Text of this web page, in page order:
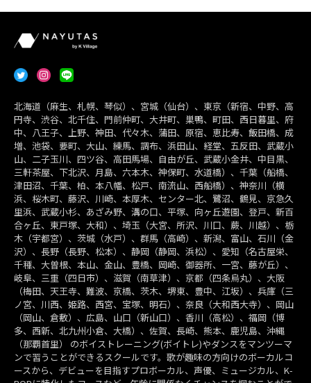
北海道（麻生、札幌、琴似）、宮城（仙台）、東京（新宿、中野、高
円寺、渋谷、北千住、門前仲町、大井町、巣鴨、町田、西日暮里、府
中、八王子、上野、神田、代々木、蒲田、原宿、恵比寿、飯田橋、成
増、池袋、要町、大山、練馬、調布、浜田山、経堂、五反田、武蔵小
山、二子玉川、四ツ谷、高田馬場、自由が丘、武蔵小金井、中目黒、
三軒茶屋、下北沢、月島、六本木、神保町、水道橋）、千葉（船橋、
津田沼、千葉、柏、本八幡、松戸、南流山、西船橋）、神奈川（横
浜、桜木町、藤沢、川崎、本厚木、センター北、鷺沼、鶴見、京急久
里浜、武蔵小杉、あざみ野、溝の口、平塚、向ヶ丘遊園、登戸、新百
合ヶ丘、東戸塚、大和）、埼玉（大宮、所沢、川口、蕨、川越）、栃
木（宇都宮）、茨城（水戸）、群馬（高崎）、新潟、富山、石川（金
沢）、長野（長野、松本）、静岡（静岡、浜松）、愛知（名古屋栄、
千種、大曽根、本山、金山、豊橋、岡崎、御器所、一宮、藤が丘）、
岐阜、三重（四日市）、滋賀（南草津）、京都（四条烏丸）、大阪
（梅田、天王寺、難波、京橋、茨木、堺東、豊中、江坂）、兵庫（三
ノ宮、川西、姫路、西宮、宝塚、明石）、奈良（大和西大寺）、岡山
（岡山、倉敷）、広島、山口（新山口）、香川（高松）、福岡（博
多、西新、北九州小倉、大橋）、佐賀、長崎、熊本、鹿児島、沖縄
（那覇首里） のボイストレーニング(ボイトレ)やダンスをマンツーマ
ンで習うことができるスクールです。歌が趣味の方向けのボーカルコ
ースから、デビューを目指すプロボーカル、声優、ミュージカル、K-